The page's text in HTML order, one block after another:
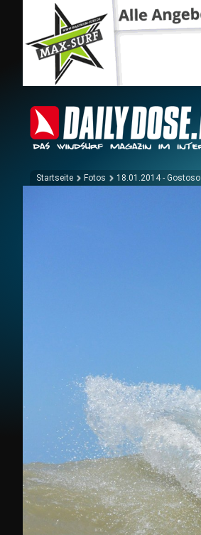
Startseite Fotos 18.01.2014 - Gostoso